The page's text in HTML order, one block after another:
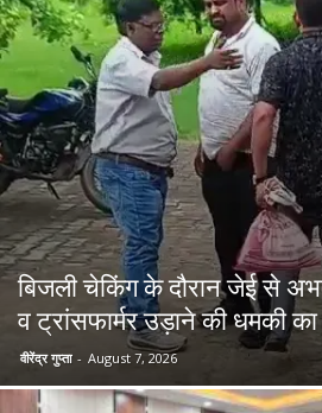
बिजली चेकिंग के दौरान जेई से
व ट्रांसफार्मर उड़ाने की धमकी
वीरेंद्र गुप्ता - August 7, 2026